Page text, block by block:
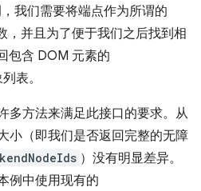
我们需要将端点作为所谓的
，并且为了便于我们之后找到相
包含 DOM 元素的
表。
多方法来满足此接口的要求。从
小（即我们是否返回完整的无障
）没有明显差异。
例中使用现有的